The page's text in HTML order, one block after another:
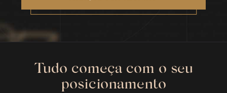
Tudo começa com o seu
posicionamento